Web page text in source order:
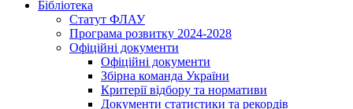
Бібліотека
Статут ФЛАУ
Програма розвитку 2024-2028
Офіційні документи
Офіційні документи
Збірна команда України
Критерії відбору та нормативи
Документи статистики та рекордів